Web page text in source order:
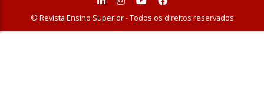
© Revista Ensino Superior - Todos os direitos reservados